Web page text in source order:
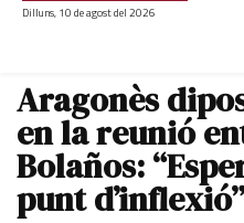
Dilluns, 10 de agost del 2026
Aragonès
en la reunió
Bolaños:
punt d’inflexió”